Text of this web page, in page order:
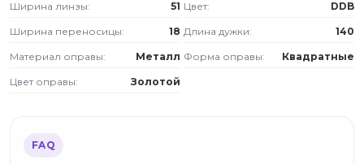
Ширина линзы: 51 Цвет: DDB
Ширина переносицы: 18 Длина дужки: 140
Материал оправы: Металл Форма оправы: Квадратные
Цвет оправы: Золотой
FAQ